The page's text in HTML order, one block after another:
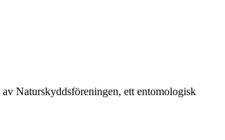
Naturskyddsföreningen, ett entomologisk